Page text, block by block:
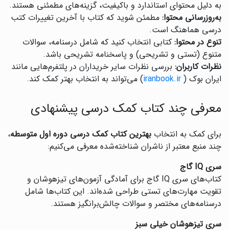
به دلیل محتوای استاندارد و باکیفیت، گزینه‌های مطمئنی هستند.
به‌روزرسانی محتوا: مطمئن شوید که کتاب با آخرین تغییرات کتب
درسی هماهنگ است.
تنوع در محتوا: کتابی انتخاب کنید که شامل درسنامه، سوالات
متنوع (تستی و تشریحی) و پاسخنامه تشریحی باشد.
نظرات کاربران: بررسی نظرات سایر خریداران در پلتفرم‌هایی مانند
ایران بوک ( iranbook.ir) می‌تواند به انتخاب بهتر کمک کند.
معرفی چند کتاب کمک درسی پیشنهادی
برای کمک به انتخاب بهترین کتاب کمک درسی دوره اول متوسطه،
چند منبع معتبر از ناشران شناخته‌شده معرفی می‌کنیم:
سری IQ گاج
کتاب‌های سری IQ گاج برای آمادگی آزمون‌های تیزهوشان و
تقویت مهارت‌های تستی طراحی شده‌اند. این کتاب‌ها شامل
درسنامه‌های مختصر و سوالات چالش‌برانگیز هستند.
سری تیزهوشان خیلی سبز